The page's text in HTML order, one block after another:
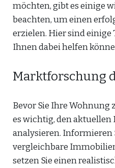
möchten, gibt es einige
beachten, um einen
erzielen. Hier sind einige
Ihnen dabei helfen
Marktforschung
Bevor Sie Ihre Wohnung
es wichtig, den
analysieren. Informieren
vergleichbare
setzen Sie einen